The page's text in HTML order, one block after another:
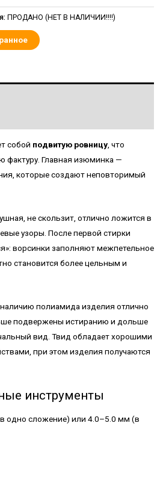
ПРОДАНО (НЕТ В НАЛИЧИИ!!!!)
собой подвитую ровницу, что
фактуру. Главная изюминка —
которые создают неповторимый
не скользит, отлично ложится в
узоры. После первой стирки
ворсинки заполняют межпетельное
становится более цельным и
полиамида изделия отлично
подвержены истиранию и дольше
вид. Твид обладает хорошими
при этом изделия получаются
инструменты
одно сложение) или 4.0–5.0 мм (в